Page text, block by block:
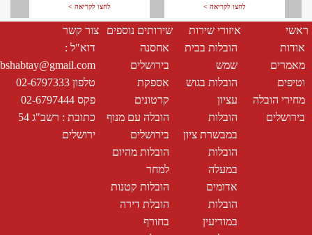
לחצו לקריאה > לחצו לקריאה >
ראשי
אודות
מאמרים
וטיפים
מחירי הובלה
בירושלים
איזורי שירות
הובלות בבית
שמש
הובלות בגוש
עציון
הובלות
במבשרת ציון
הובלות
במעלה
אדומים
הובלות
במודיעין
שירותים נוספים
אחסנה
בירושלים
אספקת
קרטונים
הובלה עם מנוף
בירושלים
הובלות מהיום
למחר
הובלות קטנות
הובלת דירה
בחורף
צור קשר
דוא"ל :
bshabtay@gmail.com
טלפון 02-6797333
פקס 02-6797444
כתובת : רשב"ג 54
ירושלים